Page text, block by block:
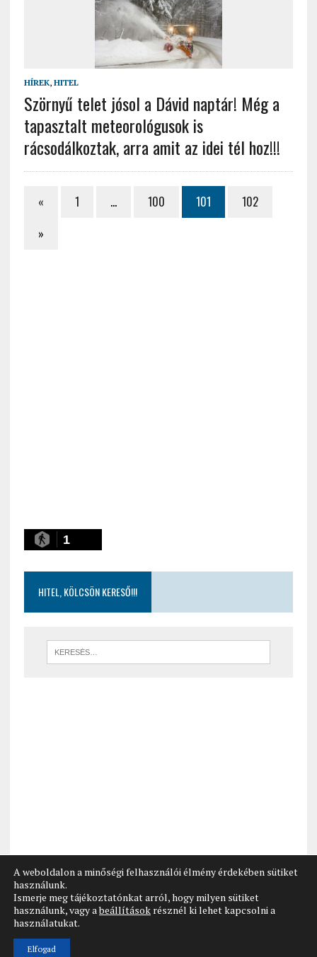
HÍREK, HITEL
Szörnyű telet jósol a Dávid naptár! Még a
tapasztalt meteorológusok is
rácsodálkoztak, arra amit az idei tél hoz!!!
« 1 … 100 101
102
»
1
HITEL, KÖLCSÖN KERESŐ!!!
A weboldalon a minőségi felhasználói élmény érdekében sütiket
használunk.
Ismerje meg tájékoztatónkat arról, hogy milyen sütiket
használunk, vagy abeállítások résznél ki lehet kapcsolni a
használatukat.
Elfogad